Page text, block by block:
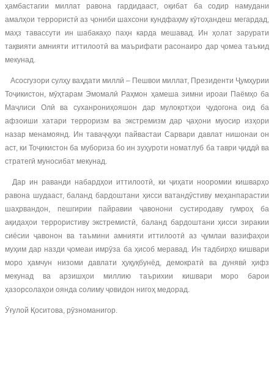
ҳамбастагии миллат равона гардидааст, оқибат ба содир намудани
амалҳои террористӣ аз ҷониби шахсони кундфаҳму кӯтоҳандеш мегардад,
маҳз тавассути ин шабакаҳо паҳн карда мешавад. Ин ҳолат зарурати
тақвияти амнияти иттилоотӣ ва маърифати расонаиро дар ҷомеа таъкид
мекунад.
Асосгузори сулҳу ваҳдати миллӣ – Пешвои миллат, Президенти Ҷумҳурии
Тоҷикистон, мӯҳтарам Эмомалӣ Раҳмон ҳамеша зимни ироаи Паёмҳо ба
Маҷлиси Олӣ ва суханрониҳояшон дар мулоқотҳои ҷудогона оид ба
афзоиши хатари терроризм ва экстремизм дар ҷаҳони муосир изҳори
назар менамоянд. Ин таваҷҷуҳи пайвастаи Сарвари давлат нишонаи он
аст, ки Тоҷикистон ба мубориза бо ин зуҳуроти номатлуб ба таври ҷиддӣ ва
стратегӣ муносибат мекунад.
Дар ин раванди набардҳои иттилоотӣ, ки ҷиҳати нооромии кишварҳо
равона шудааст, баланд бардоштани ҳисси ватандӯстиву меҳанпарастии
шаҳрвандон, пешгирии пайравии ҷавонони сустиродаву гумроҳ ба
ақидаҳои террористиву экстремистӣ, баланд бардоштани ҳисси зиракии
сиёсии ҷавонон ва таъмини амнияти иттилоотӣ аз ҷумлаи вазифаҳои
муҳим дар назди ҷомеаи имрӯза ба ҳисоб меравад. Ин тадбирҳо кишвари
моро ҳамчун низоми давлати ҳуқуқбунёд, демократӣ ва дунявӣ ҳифз
мекунад ва арзишҳои миллию таърихии кишвари моро барои
ҳазорсолаҳои оянда солиму ҷовидон нигоҳ медорад.
Ӯғулой Қоситова, рӯзноманигор.